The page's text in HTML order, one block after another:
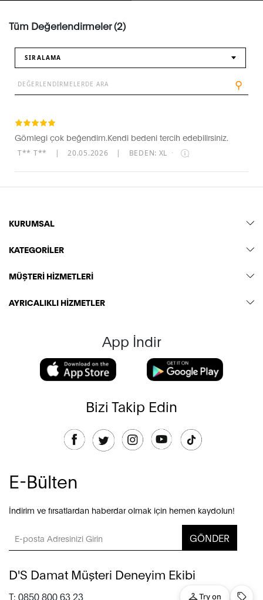
Tüm Değerlendirmeler (2)
SIRALAMA
⚲
Gömlegi çok beğendim.Kendi bedeni tercih edebilirsiniz.
T** T** | 20.05.2026 | BEDEN: XL ·
KURUMSAL
KATEGORİLER
MÜŞTERİ HİZMETLERİ
AYRICALIKLI HİZMETLER
App İndir
Bizi Takip Edin
E-Bülten
İndirim ve fırsatlardan haberdar olmak için hemen kaydolun!
GÖNDER
D'S Damat Müşteri Deneyim Ekibi
T: 0850 800 63 23